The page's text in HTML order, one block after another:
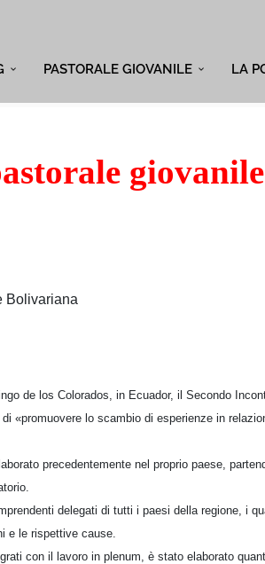
PASTORALE GIOVANILE LA
Bolivariana
de los Colorados, in Ecuador, il Secondo
«promuovere lo scambio di esperienze in
precedentemente nel proprio paese,
delegati di tutti i paesi della regione, i
e le rispettive cause.
con il lavoro in plenum, è stato elaborato